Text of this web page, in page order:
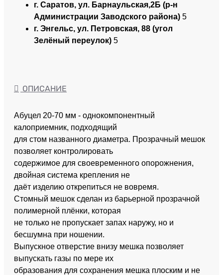
г. Саратов, ул. Барнаульская,2Б (р-н
Администрации Заводского района) 5
г. Энгельс, ул. Петровская, 88 (угол
Зелёный переулок) 5
ОПИСАНИЕ
Абуцел 20-70 мм - однокомпонентный
калоприемник, подходящий
для стом названного диаметра. Прозрачный мешок
позволяет контролировать
содержимое для своевременного опорожнения,
двойная система крепления не
даёт изделию открепиться не вовремя.
Стомный мешок сделан из барьерной прозрачной
полимерной плёнки, которая
не только не пропускает запах наружу, но и
бесшумна при ношении.
Выпускное отверстие внизу мешка позволяет
выпускать газы по мере их
образования для сохранения мешка плоским и не